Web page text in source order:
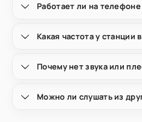
Работает ли на
Какая частота у станции
Почему нет звука или
Можно ли слушать из